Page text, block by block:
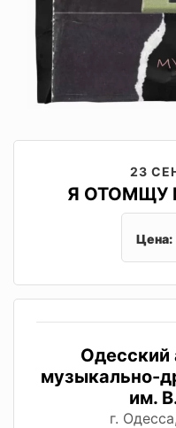
23
Я ОТОМЩУ
Цена:
Одесский
музыкально-
им.
г.